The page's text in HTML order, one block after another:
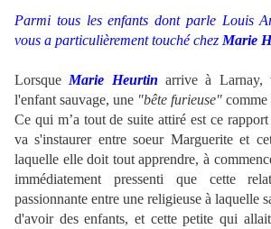
Parmi tous les enfants dont parle Louis
vous a particulièrement touché chez Marie
Lorsque Marie Heurtin arrive à Larnay,
l'enfant sauvage, une "bête furieuse"
Ce qui m’a tout de suite attiré est ce
va s'instaurer entre soeur Marguerite et
laquelle elle doit tout apprendre, à
immédiatement pressenti que cette
passionnante entre une religieuse à laquelle
d'avoir des enfants, et cette petite qui